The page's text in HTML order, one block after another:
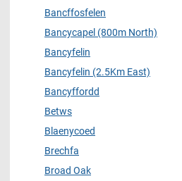
Bancffosfelen
Bancycapel (800m North)
Bancyfelin
Bancyfelin (2.5Km East)
Bancyffordd
Betws
Blaenycoed
Brechfa
Broad Oak